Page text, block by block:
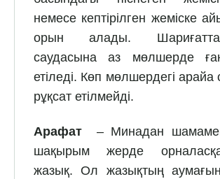
немесе кептірілген жеміске
орын алады.
саудасына аз мөлшерде
етіледі. Көп мөлшердегі арайа
рұқсат етілмейді.
Арафат – Минадан
шақырым жерде
жазық. Ол жазықтың